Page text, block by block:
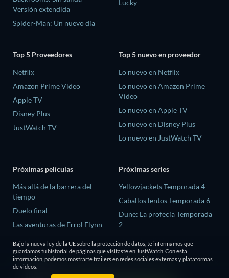
Versión extendida
Spider-Man: Un nuevo día
Lucky
Top 5 Proveedores
Netflix
Amazon Prime Video
Apple TV
Disney Plus
JustWatch TV
Top 5 nuevo en proveedor
Lo nuevo en Netflix
Lo nuevo en Amazon Prime
Video
Lo nuevo en Apple TV
Lo nuevo en Disney Plus
Lo nuevo en JustWatch TV
Próximas películas
Más allá de la barrera del
tiempo
Duelo final
Las aventuras de Errol Flynn
Megaville
La manzana
Próximas series
Yellowjackets Temporada 4
Caballos lentos Temporada 6
Dune: La profecía Temporada
2
The Gentlemen: La serie
Temporada 2
El amor es ciego: Reino Unido
Bajo la nueva ley de la UE sobre la protección de datos, te informamos que
guardamos tu historial de páginas que visitaste en JustWatch. Con esta
información, podemos mostrarte trailers en redes sociales externas y plataformas
de videos.